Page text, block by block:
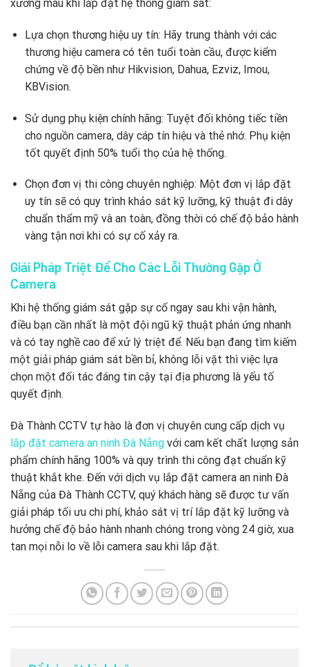
xương máu khi lắp đặt hệ thống giám sát:
Lựa chọn thương hiệu uy tín: Hãy trung thành với các
thương hiệu camera có tên tuổi toàn cầu, được kiểm
chứng về độ bền như Hikvision, Dahua, Ezviz, Imou,
KBVision.
Sử dụng phụ kiện chính hãng: Tuyệt đối không tiếc tiền
cho nguồn camera, dây cáp tín hiệu và thẻ nhớ. Phụ kiện
tốt quyết định 50% tuổi thọ của hệ thống.
Chọn đơn vị thi công chuyên nghiệp: Một đơn vị lắp đặt
uy tín sẽ có quy trình khảo sát kỹ lưỡng, kỹ thuật đi dây
chuẩn thẩm mỹ và an toàn, đồng thời có chế độ bảo hành
vàng tận nơi khi có sự cố xảy ra.
Giải Pháp Triệt Để Cho Các Lỗi Thường Gặp Ở
Camera
Khi hệ thống giám sát gặp sự cố ngay sau khi vận hành,
điều bạn cần nhất là một đội ngũ kỹ thuật phản ứng nhanh
và có tay nghề cao để xử lý triệt để. Nếu bạn đang tìm kiếm
một giải pháp giám sát bền bỉ, không lỗi vặt thì việc lựa
chọn một đối tác đáng tin cậy tại địa phương là yếu tố
quyết định.
Đà Thành CCTV tự hào là đơn vị chuyên cung cấp dịch vụ
lắp đặt camera an ninh Đà Nẵng với cam kết chất lượng sản
phẩm chính hãng 100% và quy trình thi công đạt chuẩn kỹ
thuật khắt khe. Đến với dịch vụ lắp đặt camera an ninh Đà
Nẵng của Đà Thành CCTV, quý khách hàng sẽ được tư vấn
giải pháp tối ưu chi phí, khảo sát vị trí lắp đặt kỹ lưỡng và
hưởng chế độ bảo hành nhanh chóng trong vòng 24 giờ, xua
tan mọi nỗi lo về lỗi camera sau khi lắp đặt.